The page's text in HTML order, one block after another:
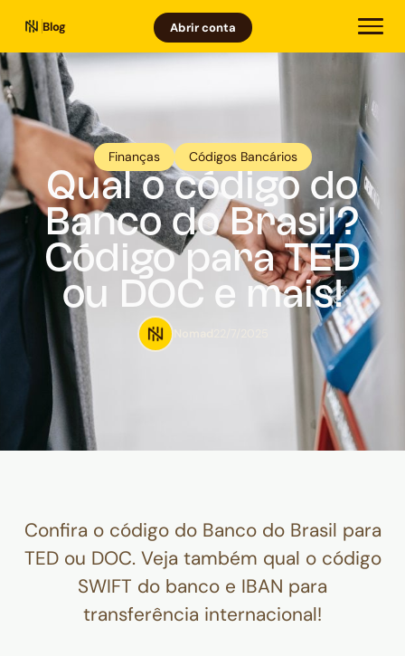
Blog Abrir conta
Finanças Códigos Bancários
Qual o código do
Banco do Brasil?
Código para TED
ou DOC e mais!
Confira o código do Banco do Brasil para
TED ou DOC. Veja também qual o código
SWIFT do banco e IBAN para
transferência internacional!